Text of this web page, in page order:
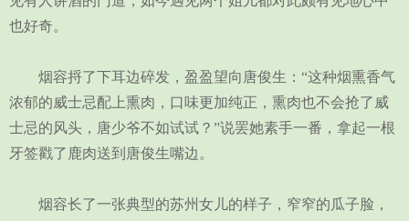
也好奇。
烟容捋了下耳边碎发，盈盈望向唐俊生：“这种烟熏香气
浓郁的威士忌配上熏肉，口味更加纯正，熏肉也不会抢了威
士忌的风头，唐少爷不如试试？”说罢她素手一番，拿起一根
牙签戳了鹿肉送到唐俊生嘴边。
烟容长了一张典型的苏州女儿的样子，窄窄的瓜子脸，